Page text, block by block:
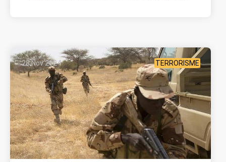
TERRORISME
28 Nov 2024